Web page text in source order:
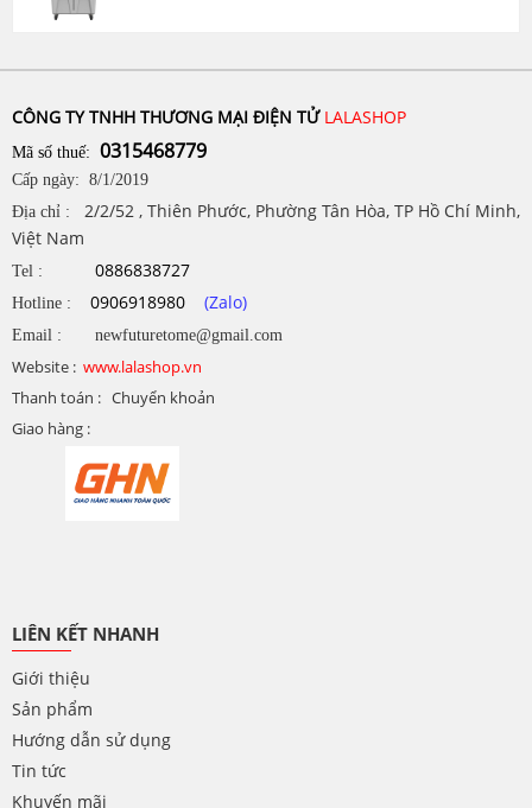
CÔNG TY TNHH THƯƠNG MẠI ĐIỆN TỬ LALASHOP
Mã số thuế: 0315468779
Cấp ngày: 8/1/2019
Địa chỉ : 2/2/52 , Thiên Phước, Phường Tân Hòa, TP Hồ Chí Minh,
Việt Nam
Tel : 0886838727
Hotline : 0906918980 (Zalo)
Email : newfuturetome@gmail.com
Website : www.lalashop.vn
Thanh toán : Chuyển khoản
Giao hàng :
LIÊN KẾT NHANH
Giới thiệu
Sản phẩm
Hướng dẫn sử dụng
Tin tức
Khuyến mãi